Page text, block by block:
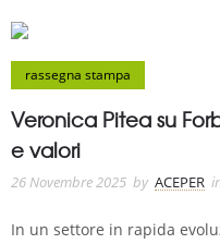
rassegna stampa
Veronica Pitea su
e valori
26 Novembre 2025 by ACEPER
In un settore in rapida